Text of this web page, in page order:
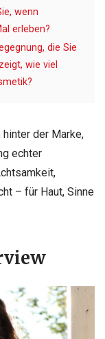
wenn
erleben?
die Sie
wie viel
der Marke,
echter
– für Haut, Sinne